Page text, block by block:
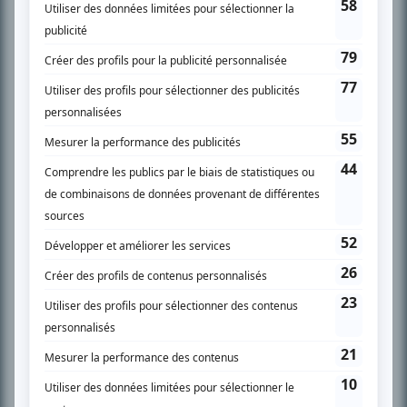
SUR LE RÉSEAU BIZZ MÉDIA
Accueil
Liste des oeuvres
Liste des comédiens
Recherche avancée
À propos
Nous contacter
Termes et conditions
Politique de confidentialité